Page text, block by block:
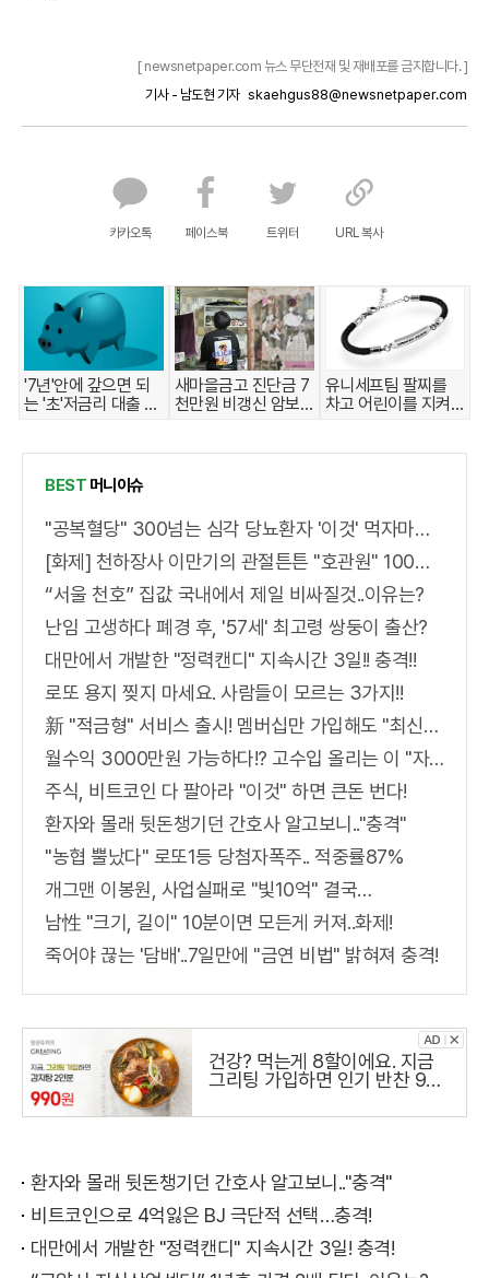
[ newsnetpaper.com 뉴스 무단전재 및 재배포를 금지합니다. ]
기사 - 남도현 기자 skaehgus88@newsnetpaper.com
카카오톡 페이스북 트위터 URL 복사
'7년'안에 갚으면 되
는 '초'저금리 대출 인
새마을금고 진단금 7
천만원 비갱신 암보
유니세프팀 팔찌를
차고 어린이를 지켜
BEST 머니이슈
"공복혈당" 300넘는 심각 당뇨환자 '이것' 먹자마자..바로
[화제] 천하장사 이만기의 관절튼튼 "호관원" 100%당첨 혜택 난리나!!
“서울 천호” 집값 국내에서 제일 비싸질것..이유는?
난임 고생하다 폐경 후, '57세' 최고령 쌍둥이 출산?
대만에서 개발한 "정력캔디" 지속시간 3일!! 충격!!
로또 용지 찢지 마세요. 사람들이 모르는 3가지!!
新 "적금형" 서비스 출시! 멤버십만 가입해도 "최신가전" 선착순 100% 무료 경품지원!!
월수익 3000만원 가능하다!? 고수입 올리는 이 "자격증"에 몰리는 이유 알고보니…
주식, 비트코인 다 팔아라 "이것" 하면 큰돈 번다!
환자와 몰래 뒷돈챙기던 간호사 알고보니.."충격"
"농협 뿔났다" 로또1등 당첨자폭주.. 적중률87%
개그맨 이봉원, 사업실패로 "빛10억" 결국…
남性 "크기, 길이" 10분이면 모든게 커져..화제!
죽어야 끊는 '담배'..7일만에 "금연 비법" 밝혀져 충격!
건강? 먹는게 8할이에요. 지금
그리팅 가입하면 인기 반찬 990
환자와 몰래 뒷돈챙기던 간호사 알고보니.."충격"
비트코인으로 4억잃은 BJ 극단적 선택…충격!
대만에서 개발한 "정력캔디" 지속시간 3일! 충격!